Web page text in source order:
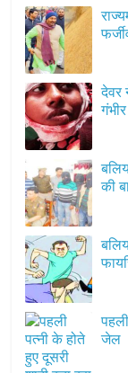
देवर
गंभीर
की
जेल